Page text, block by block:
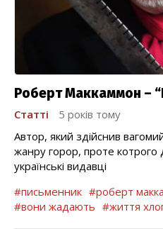
Роберт Маккаммон –
Статті
5 років тому
Автор, який здійснив
жанру горор, проте котрого
українські видавці
#письменник #роберт
#вони жадають #життя